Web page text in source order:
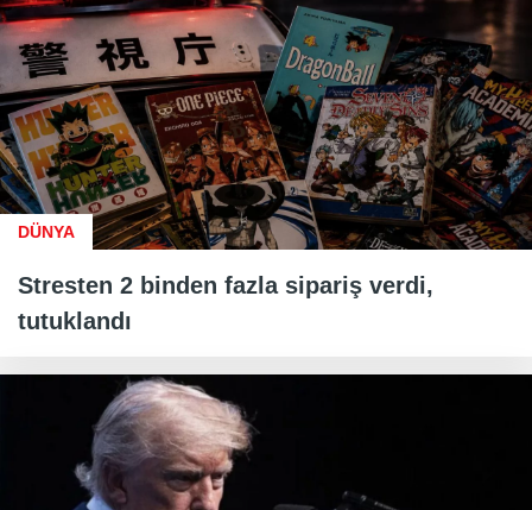
DÜNYA
Stresten 2 binden fazla sipariş verdi,
tutuklandı